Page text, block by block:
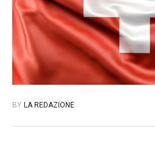
BY LA REDAZIONE